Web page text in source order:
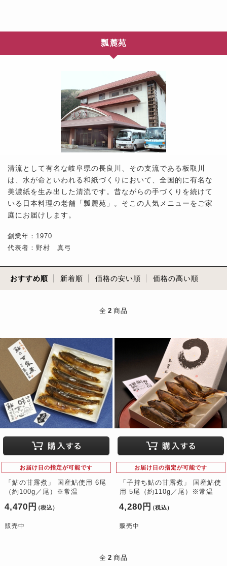
瓢麓苑
清流として有名な岐阜県の長良川、その支流である板取川
は、水が命といわれる和紙づくりにおいて、全国的に有名な
美濃紙を生み出した清流です。昔ながらの手づくりを続けて
いる日本料理の老舗「瓢麓苑」。そこの人気メニューをご家
庭にお届けします。
創業年：1970
代表者：野村 真弓
おすすめ順 新着順 価格の安い順 価格の高い順
全 2 商品
お届け日の指定が可能です
「鮎の甘露煮」 国産鮎使用 6尾
（約100g／尾）※常温
4,470円 （税込）
販売中
お届け日の指定が可能です
「子持ち鮎の甘露煮」 国産鮎使
用 5尾（約110g／尾）※常温
4,280円 （税込）
販売中
全 2 商品